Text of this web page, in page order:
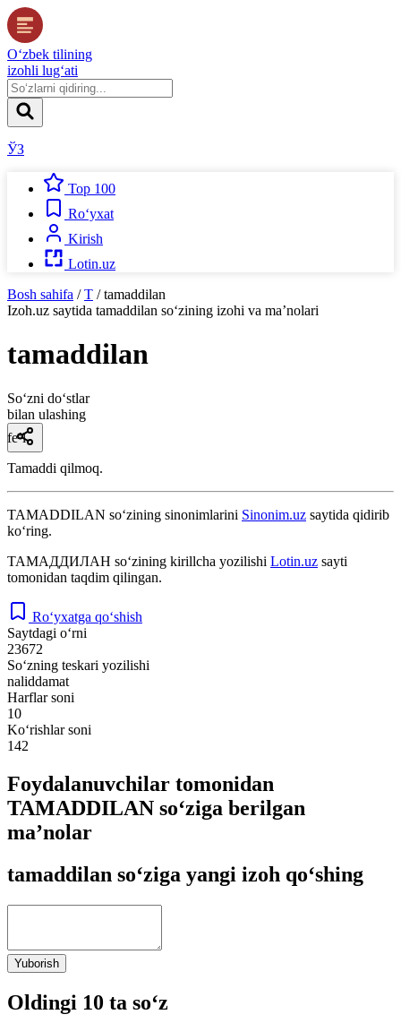
O‘zbek tilining
izohli lug‘ati
ЎЗ
Top 100
Ro‘yxat
Kirish
Lotin.uz
Bosh sahifa / T / tamaddilan
Izoh.uz saytida tamaddilan so‘zining izohi va ma’nolari
tamaddilan
So‘zni do‘stlar
bilan ulashing
fe’l
Tamaddi qilmoq.
TAMADDILAN so‘zining sinonimlarini Sinonim.uz saytida qidirib
ko‘ring.
ТАМАДДИЛАН so‘zining kirillcha yozilishi Lotin.uz sayti
tomonidan taqdim qilingan.
Ro‘yxatga qo‘shish
Saytdagi o‘rni
23672
So‘zning teskari yozilishi
naliddamat
Harflar soni
10
Ko‘rishlar soni
142
Foydalanuvchilar tomonidan
TAMADDILAN so‘ziga berilgan
ma’nolar
tamaddilan so‘ziga yangi izoh qo‘shing
Yuborish
Oldingi 10 ta so‘z